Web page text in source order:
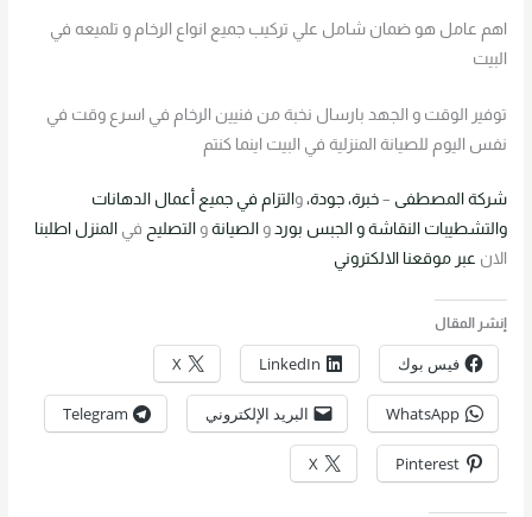
اهم عامل هو ضمان شامل علي تركيب جميع انواع الرخام و تلميعه في
البيت
توفير الوقت و الجهد بارسال نخبة من فنيين الرخام في اسرع وقت في
نفس اليوم للصيانة المنزلية في البيت اينما كنتم
شركة المصطفى –خبرة، جودة، و التزام في جميع أعمال الدهانات
والتشطيبات النقاشة و الجبس بورد و الصيانة و التصليح في المنزل اطلبنا
الان عبر موقعنا الالكتروني
إنشر المقال
فيس بوك LinkedIn
X
WhatsApp البريد الإلكتروني Telegram
Pinterest
X